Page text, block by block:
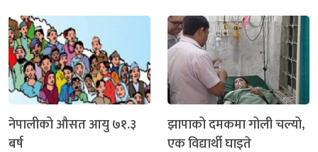
नेपालीको औसत आयु ७१.३
बर्ष
झापाको दमकमा गोली चल्यो,
एक विद्यार्थी घाइते